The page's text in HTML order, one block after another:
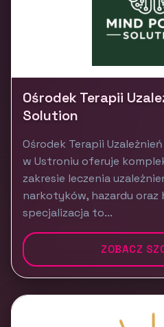
Ośrodek Terapii
Solution
Ośrodek Terapii
w Ustroniu oferuje
zakresie leczenia
narkotyków, hazardu oraz
specjalizacja to...
ZOBACZ